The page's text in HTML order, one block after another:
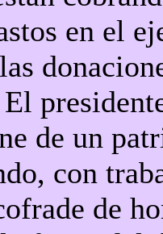
en el
El
de un
con
de